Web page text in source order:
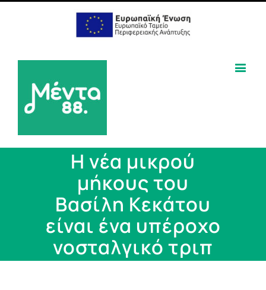
Η νέα μικρού
μήκους του
Βασίλη Κεκάτου
είναι ένα υπέροχο
νοσταλγικό τριπ